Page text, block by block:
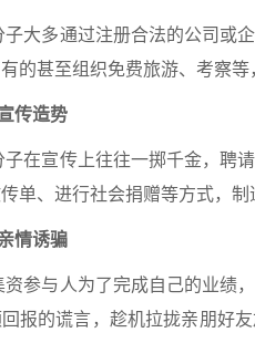
子大多通过注册合法的公司或
的甚至组织免费旅游、考察
传造势
子在宣传上往往一掷千金，聘
单、进行社会捐赠等方式，
情诱骗
资参与人为了完成自己的业绩
报的谎言，趁机拉拢亲朋好